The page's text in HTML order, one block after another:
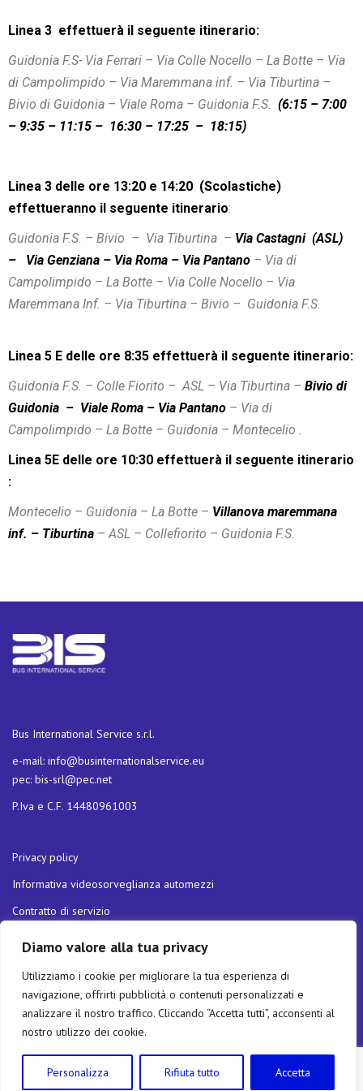
Diamo valore alla tua privacy
Utilizziamo i cookie per migliorare la tua esperienza di
navigazione, offrirti pubblicità o contenuti personalizzati e
analizzare il nostro traffico. Cliccando “Accetta tutti”, acconsenti al
nostro utilizzo dei cookie.
Personalizza Rifiuta tutto Accetta
Linea 3 effettuerà il seguente itinerario:
Guidonia F.S- Via Ferrari – Via Colle Nocello – La Botte – Via
di Campolimpido – Via Maremmana inf. – Via Tiburtina –
Bivio di Guidonia – Viale Roma – Guidonia F.S. (6:15 – 7:00
– 9:35 – 11:15 – 16:30 – 17:25 – 18:15)
Linea 3 delle ore 13:20 e 14:20 (Scolastiche)
effettueranno il seguente itinerario:
Guidonia F.S. – Bivio – Via Tiburtina – Via Castagni (ASL)
– Via Genziana – Via Roma – Via Pantano – Via di
Campolimpido – La Botte – Via Colle Nocello – Via
Maremmana Inf. – Via Tiburtina – Bivio – Guidonia F.S.
Linea 5 E delle ore 8:35 effettuerà il seguente itinerario:
Guidonia F.S. – Colle Fiorito – ASL – Via Tiburtina – Bivio di
Guidonia – Viale Roma – Via Pantano – Via di
Campolimpido – La Botte – Guidonia – Montecelio .
Linea 5E delle ore 10:30 effettuerà il seguente itinerario
:
Montecelio – Guidonia – La Botte – Villanova maremmana
inf. – Tiburtina – ASL – Collefiorito – Guidonia F.S.
Bus International Service s.r.l.
e-mail: info@businternationalservice.eu
pec: bis-srl@pec.net
P.Iva e C.F. 14480961003
Privacy policy
Informativa videosorveglianza automezzi
Contratto di servizio
Servizio a Chiamata UDR5
Invio Segnalazione ex D.lgs 24/2023 (c.d. Whistleblowing)